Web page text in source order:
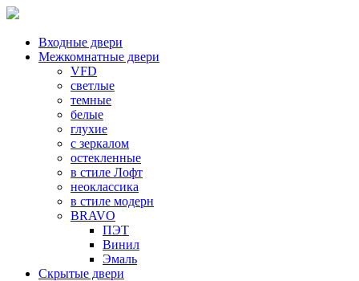
Входные двери
Межкомнатные двери
VFD
светлые
темные
белые
глухие
с зеркалом
остекленные
в стиле Лофт
неоклассика
в стиле модерн
BRAVO
ПЭТ
Винил
Эмаль
Скрытые двери